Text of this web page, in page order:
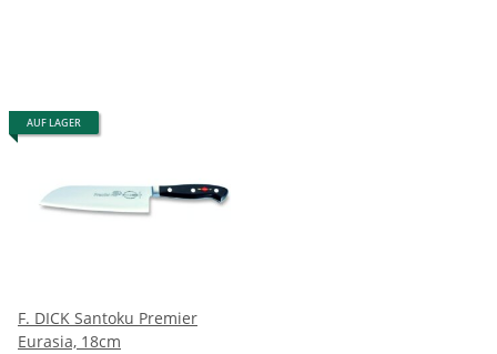
AUF LAGER
F. DICK Santoku Premier
Eurasia, 18cm